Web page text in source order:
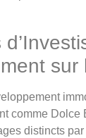
sur
comme Dolce
distincts par